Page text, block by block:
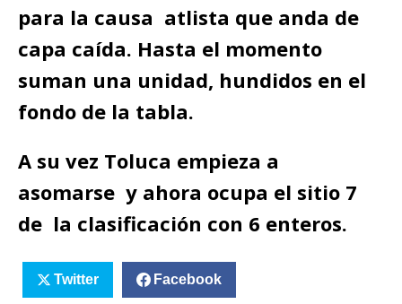
para la causa atlista que anda de
capa caída. Hasta el momento
suman una unidad, hundidos en el
fondo de la tabla.
A su vez Toluca empieza a
asomarse y ahora ocupa el sitio 7
de la clasificación con 6 enteros.
Twitter Facebook